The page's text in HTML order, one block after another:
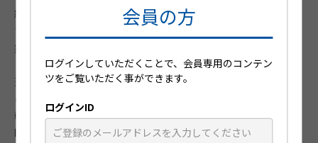
結節や指尖潰瘍、壊疽などが見られる。SLEに合併しや
すく、習慣流産、虚血性心疾患、チアノーゼ、下腿潰
瘍、リベドを特徴とする。
【慢性色素性紫斑】中年の下肢に好発する原因不明の紫
斑で、点状出血や毛細血管拡張を伴い色素沈着が残るも
のをいう。全身症状を伴うことはなく、慢性的に増悪と
軽快を繰り返す。本疾患の多くはSchamberg病であり、
時に下肢静脈瘤を伴う。
会員の方
ログインしていただくことで、会員専用のコンテン
ツをご覧いただく事ができます。
ログインID